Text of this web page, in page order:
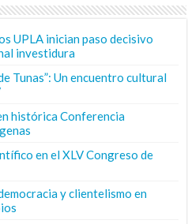
UPLA inician paso decisivo
investidura
Tunas”: Un encuentro cultural
histórica Conferencia
en el XLV Congreso de
y clientelismo en